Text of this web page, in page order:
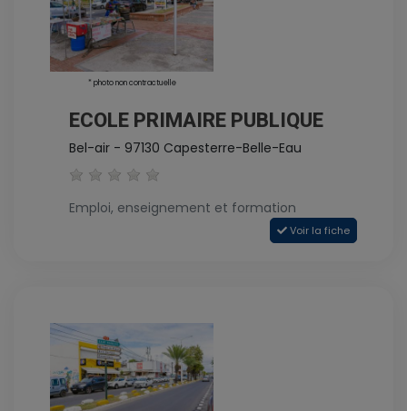
* photo non contractuelle
ECOLE PRIMAIRE PUBLIQUE
Bel-air - 97130 Capesterre-Belle-Eau
Emploi, enseignement et formation
Voir la fiche